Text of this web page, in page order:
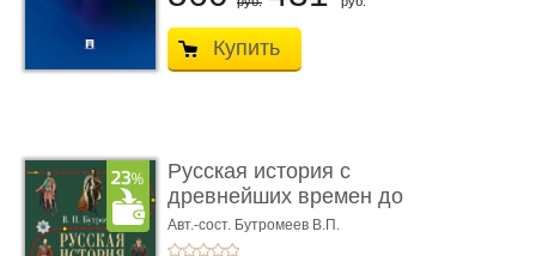
Купить
Русская история с
древнейших времен до
наших д ...
Авт.-сост. Бутромеев В.П.